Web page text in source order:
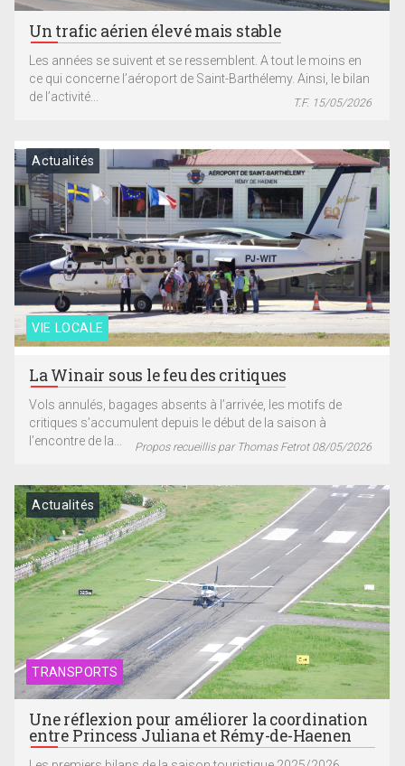
Un trafic aérien élevé mais stable
Les années se suivent et se ressemblent. A tout le moins en
ce qui concerne l’aéroport de Saint-Barthélemy. Ainsi, le bilan
de l’activité...
T.F. 15/05/2026
VIE LOCALE
Actualités
La Winair sous le feu des critiques
Vols annulés, bagages absents à l’arrivée, les motifs de
critiques s’accumulent depuis le début de la saison à
l’encontre de la...
Propos recueillis par Thomas Fetrot 08/05/2026
TRANSPORTS
Actualités
Une réflexion pour améliorer la coordination
entre Princess Juliana et Rémy-de-Haenen